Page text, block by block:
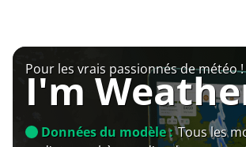
Pour les vrais passionnés de météo !
I'm
Données du modèle : Tous les